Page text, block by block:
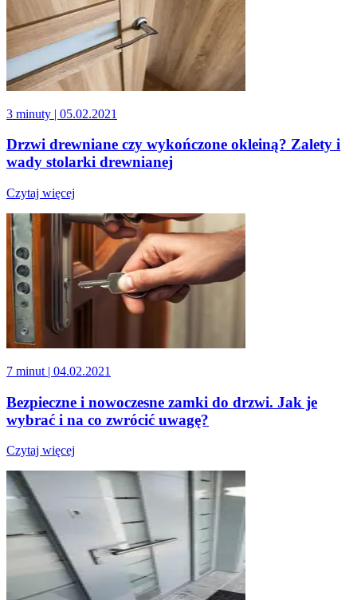
3 minuty | 05.02.2021
Drzwi drewniane czy wykończone okleiną? Zalety i
wady stolarki drewnianej
Czytaj więcej
7 minut | 04.02.2021
Bezpieczne i nowoczesne zamki do drzwi. Jak je
wybrać i na co zwrócić uwagę?
Czytaj więcej